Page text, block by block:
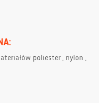
poliester , nylon ,